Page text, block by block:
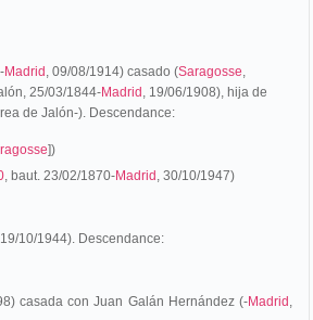
-Madrid , 09/08/1914) casado (Saragosse,
25/03/1844-Madrid , 19/06/1908), hija de
de Jalón-). Descendance:
])
, baut. 23/02/1870-Madrid , 30/10/1947)
10/1944). Descendance:
casada con Juan Galán Hernández (-Madrid ,